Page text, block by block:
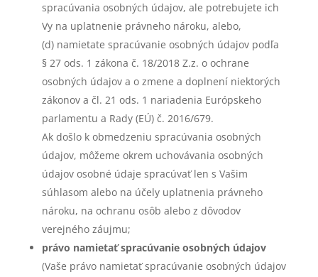
spracúvania osobných údajov, ale potrebujete ich
Vy na uplatnenie právneho nároku, alebo,
(d) namietate spracúvanie osobných údajov podľa
§ 27 ods. 1 zákona č. 18/2018 Z.z. o ochrane
osobných údajov a o zmene a doplnení niektorých
zákonov a čl. 21 ods. 1 nariadenia Európskeho
parlamentu a Rady (EÚ) č. 2016/679.
Ak došlo k obmedzeniu spracúvania osobných
údajov, môžeme okrem uchovávania osobných
údajov osobné údaje spracúvať len s Vašim
súhlasom alebo na účely uplatnenia právneho
nároku, na ochranu osôb alebo z dôvodov
verejného záujmu;
právo namietať spracúvanie osobných údajov
(Vaše právo namietať spracúvanie osobných údajov